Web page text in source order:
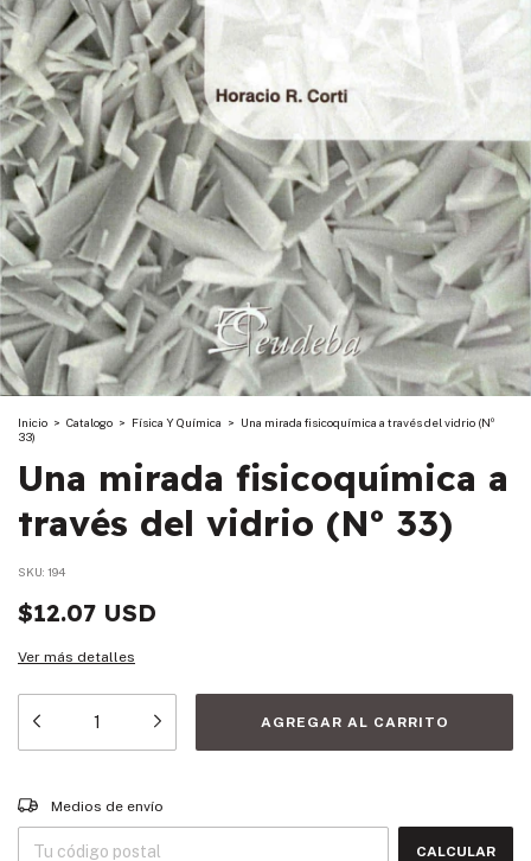
Inicio > Catalogo > Física Y Química > Una mirada fisicoquímica a través del vidrio (Nº
33)
Una mirada fisicoquímica a
través del vidrio (Nº 33)
SKU: 194
$12.07 USD
Ver más detalles
Entregas para el CP:
Medios de envío
CALCULAR